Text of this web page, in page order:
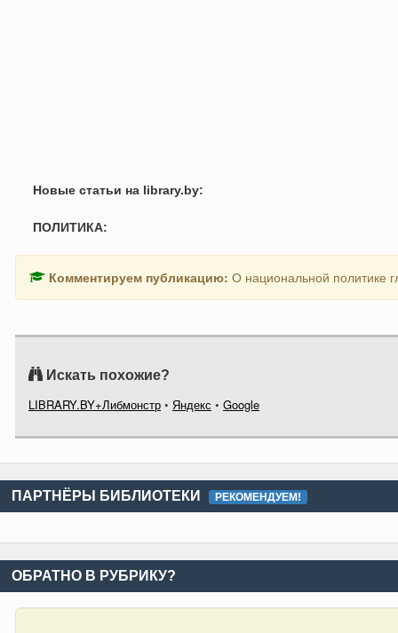
Новые статьи на library.by:
ПОЛИТИКА:
Комментируем публикацию: О национальной политике
Искать похожие?
LIBRARY.BY+Либмонстр • Яндекс • Google
ПАРТНЁРЫ БИБЛИОТЕКИ РЕКОМЕНДУЕМ!
ОБРАТНО В РУБРИКУ?